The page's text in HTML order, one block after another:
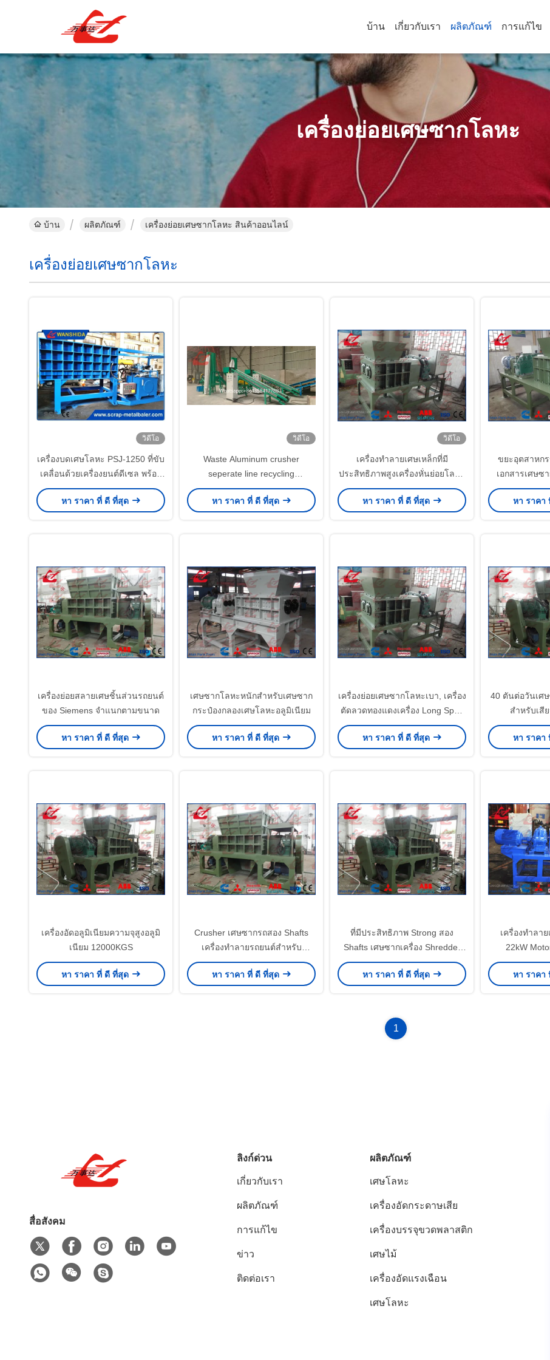
บ้าน เกี่ยวกับเรา ผลิตภัณฑ์ การแก้ไข
เครื่องย่อยเศษซากโลหะ
บ้าน ผลิตภัณฑ์ เครื่องย่อยเศษซากโลหะ สินค้าออนไลน์
เครื่องย่อยเศษซากโลหะ
วิดีโอ
เครื่องบดเศษโลหะ PSJ-1250 ที่ขับ
เคลื่อนด้วยเครื่องยนต์ดีเซล พร้อม
ระบบควบคุมอัตโนมัติ PLC และ
กำลังการผลิตสูง
หา ราคา ที่ ดี ที่สุด
วิดีโอ
Waste Aluminum crusher
seperate line recycling
equipment 100-200kg/h capacity
หา ราคา ที่ ดี ที่สุด
วิดีโอ
เครื่องทำลายเศษเหล็กที่มี
ประสิทธิภาพสูงเครื่องหั่นย่อยโลหะ
1 - 2m3 / H กำลังการผลิต
หา ราคา ที่ ดี ที่สุด
ขยะอุตสาหก
เอกสารเศษซ
สำหรับ
กระ
หา ราคา
เครื่องย่อยสลายเศษชิ้นส่วนรถยนต์
ของ Siemens จำแนกตามขนาด
หา ราคา ที่ ดี ที่สุด
เศษซากโลหะหนักสำหรับเศษซาก
กระป๋องกลองเศษโลหะอลูมิเนียม
หา ราคา ที่ ดี ที่สุด
เครื่องย่อยเศษซากโลหะเบา, เครื่อง
ตัดลวดทองแดงเครื่อง Long Span
Life
หา ราคา ที่ ดี ที่สุด
40 ตันต่อวันเศ
สำหรับเสี
หา ราคา
เครื่องอัดอลูมิเนียมความจุสูงอลูมิ
เนียม 12000KGS
หา ราคา ที่ ดี ที่สุด
Crusher เศษซากรถสอง Shafts
เครื่องทำลายรถยนต์สำหรับ
จักรยานเสีย
หา ราคา ที่ ดี ที่สุด
ที่มีประสิทธิภาพ Strong สอง
Shafts เศษซากเครื่อง Shredder
โลหะ 2010 X 1250mm ห้อง
Shredder
หา ราคา ที่ ดี ที่สุด
เครื่องทำลา
22kW
หา ราคา
1
สื่อสังคม
ลิงก์ด่วน
เกี่ยวกับเรา
ผลิตภัณฑ์
การแก้ไข
ข่าว
ติดต่อเรา
ผลิตภัณฑ์
เศษโลหะ
เครื่องอัดกระดาษเสีย
เครื่องบรรจุขวดพลาสติก
เศษไม้
เครื่องอัดแรงเฉือน
เศษโลหะ